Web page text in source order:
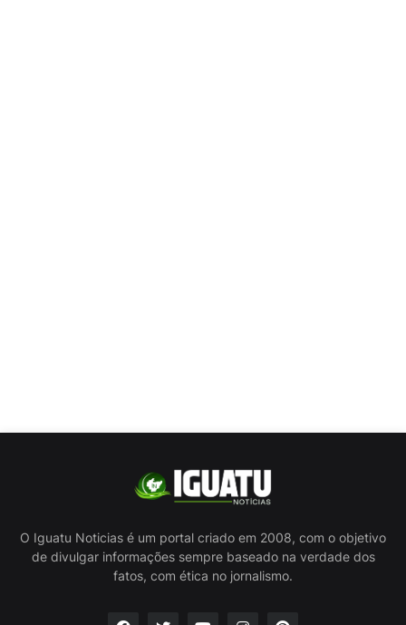
O Iguatu Noticias é um portal criado em 2008, com o objetivo
de divulgar informações sempre baseado na verdade dos
fatos, com ética no jornalismo.